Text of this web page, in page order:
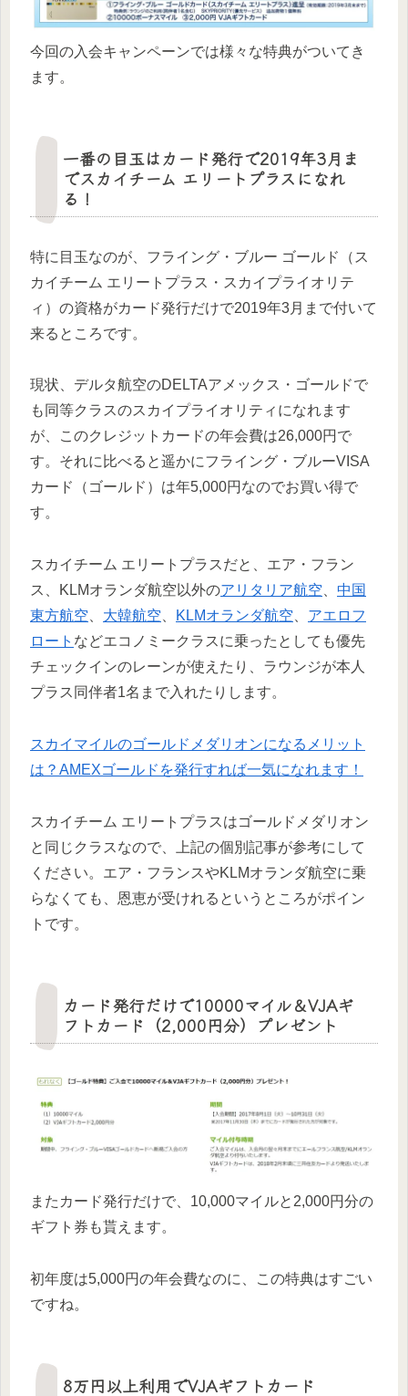
今回の入会キャンペーンでは様々な特典がついてき
ます。
一番の目玉はカード発行で2019年3月ま
でスカイチーム エリートプラスになれ
る！
特に目玉なのが、フライング・ブルー ゴールド（ス
カイチーム エリートプラス・スカイプライオリテ
ィ）の資格がカード発行だけで2019年3月まで付いて
来るところです。
現状、デルタ航空のDELTAアメックス・ゴールドで
も同等クラスのスカイプライオリティになれます
が、このクレジットカードの年会費は26,000円で
す。それに比べると遥かにフライング・ブルーVISA
カード（ゴールド）は年5,000円なのでお買い得で
す。
スカイチーム エリートプラスだと、エア・フラン
ス、KLMオランダ航空以外のアリタリア航空
中国
東方航空
大韓航空 KLMオランダ航空
アエロフ
ロート などエコノミークラスに乗ったとしても優先
チェックインのレーンが使えたり、ラウンジが本人
プラス同伴者1名まで入れたりします。
スカイマイルのゴールドメダリオンになるメリット
は？AMEXゴールドを発行すれば一気になれます！
スカイチーム エリートプラスはゴールドメダリオン
と同じクラスなので、上記の個別記事が参考にして
ください。エア・フランスやKLMオランダ航空に乗
らなくても、恩恵が受けれるというところがポイン
トです。
カード発行だけで10000マイル＆VJAギ
フトカード（2,000円分）プレゼント
またカード発行だけで、10,000マイルと2,000円分の
ギフト券も貰えます。
初年度は5,000円の年会費なのに、この特典はすごい
ですね。
8万円以上利用でVJAギフトカード